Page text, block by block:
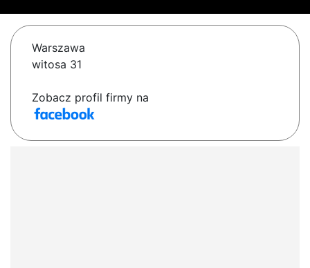
Warszawa
witosa 31
Zobacz profil firmy na